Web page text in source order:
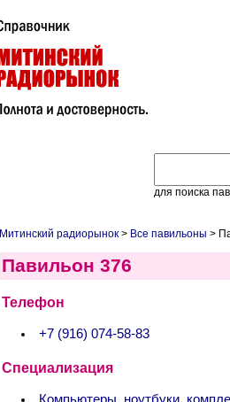
для поиска
Митинский радиорынок > Все павильоны >
Павильон 376
Телефон
+7 (916) 074-58-83
Специализация